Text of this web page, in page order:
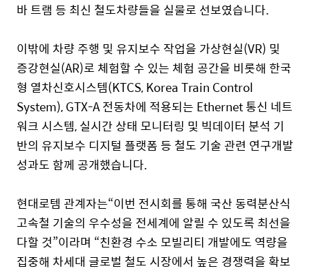
바 트램 등 최신 철도차량들을 실물로 선보였습니다.
이밖에 차량 주행 및 유지보수 작업을 가상현실(VR) 및
증강현실(AR)로 체험할 수 있는 체험 공간을 비롯해 한국
형 열차신호시스템(KTCS, Korea Train Control
System), GTX-A 전동차에 적용되는 Ethernet 통신 네트
워크 시스템, 실시간 상태 모니터링 및 빅데이터 분석 기
반의 유지보수 디지털 플랫폼 등 철도 기술 관련 연구개발
성과도 함께 공개했습니다.
현대로템 관계자는“이번 전시회를 통해 국산 동력분산식
고속철 기술의 우수성을 전세계에 알릴 수 있도록 최선을
다할 것”이라며 “친환경 수소 모빌리티 개발에도 역량을
집중해 차세대 글로벌 철도 시장에서 높은 경쟁력을 확보